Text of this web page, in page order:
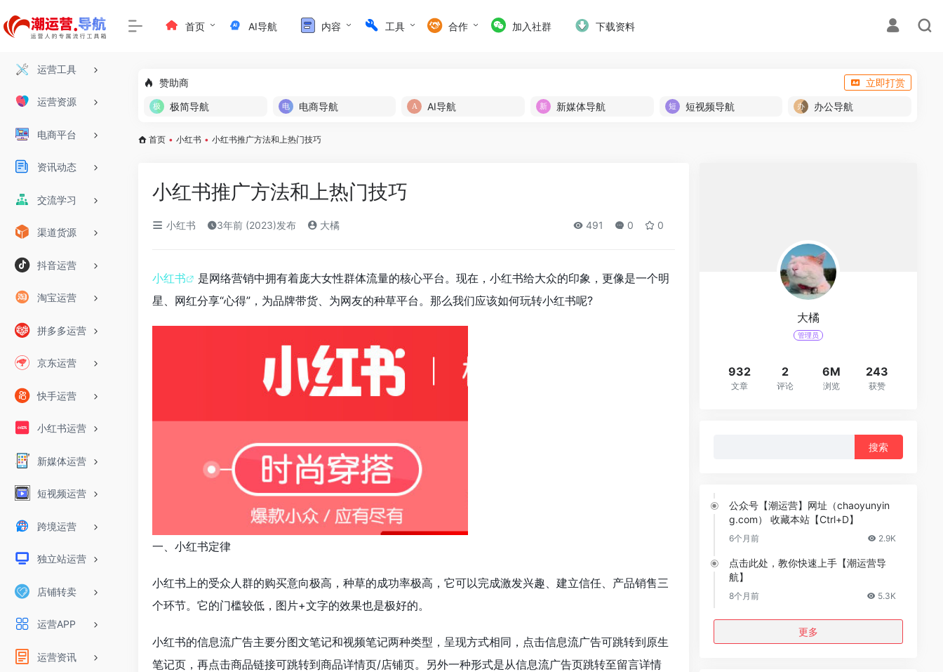
运营工具
运营资源
电商平台
资讯动态
交流学习
渠道货源
抖音运营
淘宝运营
拼多多运营
京东运营
快手运营
小红书运营
新媒体运营
短视频运营
跨境运营
独立站运营
店铺转卖
运营APP
运营资讯
首页 AI导航 内容 工具 合作 加入社群 下载资料
赞助商
立即打赏
极简导航
电商导航 AI导航 新媒体导航 短视频导航 办公导航
首页 • 小红书 • 小红书推广方法和上热门技巧
小红书推广方法和上热门技巧
小红书 3年前 (2023)发布 大橘 491 0 0
小红书
是网络营销中拥有着庞大女性群体流量的核心平台。现在，小红书给大众的印象，更像是一个明
星、网红分享“心得”，为品牌带货、为网友的种草平台。那么我们应该如何玩转小红书呢?
一、小红书定律
小红书上的受众人群的购买意向极高，种草的成功率极高，它可以完成激发兴趣、建立信任、产品销售三
个环节。它的门槛较低，图片+文字的效果也是极好的。
小红书的信息流广告主要分图文笔记和视频笔记两种类型，呈现方式相同，点击信息流广告可跳转到原生
笔记页，再点击商品链接可跳转到商品详情页/店铺页。另外一种形式是从信息流广告页跳转至留言详情
大橘
管理员
932
文章
2
评论
6M
浏览
243
获赞
公众号【潮运营】网址（chaoyunyin
g.com） 收藏本站【Ctrl+D】
6个月前 2.9K
点击此处，教你快速上手【潮运营导
航】
8个月前 5.3K
更多